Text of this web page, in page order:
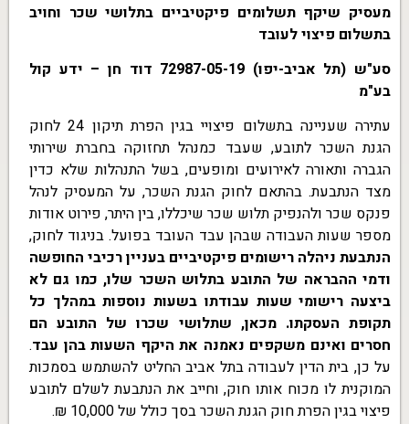
מעסיק שיקף תשלומים פיקטיביים בתלושי שכר וחויב
בתשלום פיצוי לעובד
סע"ש (תל אביב-יפו) 72987-05-19 דוד חן – ידע קול
בע"מ
עתירה שעניינה בתשלום פיצויי בגין הפרת תיקון 24 לחוק
הגנת השכר לתובע, שעבד כמנהל תחזוקה בחברת שירותי
הגברה ותאורה לאירועים ומופעים, בשל התנהלות שלא כדין
מצד הנתבעת. בהתאם לחוק הגנת השכר, על המעסיק לנהל
פנקס שכר ולהנפיק תלוש שכר שיכללו, בין היתר, פירוט אודות
מספר שעות העבודה שבהן עבד העובד בפועל. בניגוד לחוק,
הנתבעת ניהלה רישומים פיקטיביים בעניין רכיבי החופשה
ודמי ההבראה של התובע בתלוש השכר שלו, כמו גם לא
ביצעה רישומי שעות עבודתו בשעות נוספות במהלך כל
תקופת העסקתו. מכאן, שתלושי שכרו של התובע הם
חסרים ואינם משקפים נאמנה את היקף השעות בהן עבד.
על כן, בית הדין לעבודה בתל אביב החליט להשתמש בסמכות
המוקנית לו מכוח אותו חוק, וחייב את הנתבעת לשלם לתובע
פיצוי בגין הפרת חוק הגנת השכר בסך כולל של 10,000 ₪.